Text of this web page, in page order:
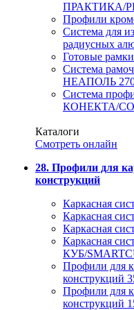
ПРАКТИКА/
Профили
Система для
радиусных
Готовые рамки
Система
НЕАПОЛЬ
Система
КОНЕКТА/
Каталоги
Смотреть онлайн
28. Профили для
конструкций
Каркасная
Каркасная
Каркасная
Каркасная
КУБ/
Профили для
конструкций
Профили для
конструкций